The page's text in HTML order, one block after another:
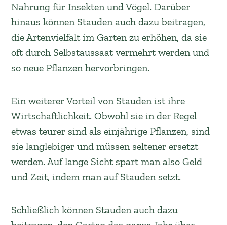
Nahrung für Insekten und Vögel. Darüber
hinaus können Stauden auch dazu beitragen,
die Artenvielfalt im Garten zu erhöhen, da sie
oft durch Selbstaussaat vermehrt werden und
so neue Pflanzen hervorbringen.
Ein weiterer Vorteil von Stauden ist ihre
Wirtschaftlichkeit. Obwohl sie in der Regel
etwas teurer sind als einjährige Pflanzen, sind
sie langlebiger und müssen seltener ersetzt
werden. Auf lange Sicht spart man also Geld
und Zeit, indem man auf Stauden setzt.
Schließlich können Stauden auch dazu